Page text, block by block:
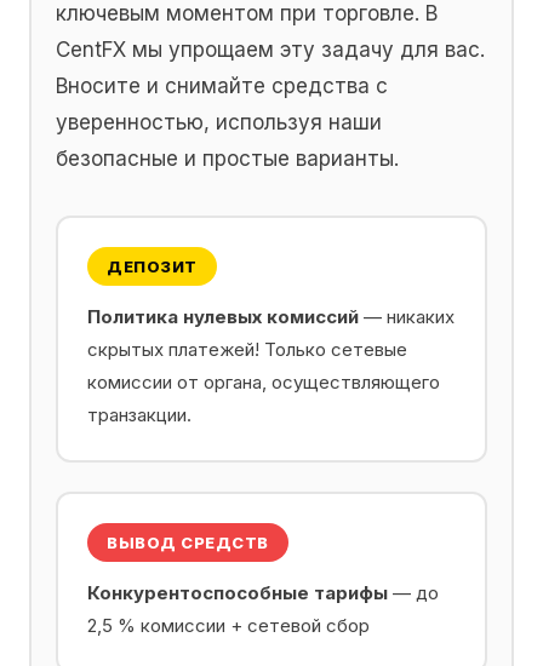
ключевым моментом при торговле. В
CentFX мы упрощаем эту задачу для вас.
Вносите и снимайте средства с
уверенностью, используя наши
безопасные и простые варианты.
ДЕПОЗИТ
Политика нулевых комиссий — никаких
скрытых платежей! Только сетевые
комиссии от органа, осуществляющего
транзакции.
ВЫВОД СРЕДСТВ
Конкурентоспособные тарифы — до
2,5 % комиссии + сетевой сбор